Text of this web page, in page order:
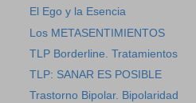
El Ego y la Esencia
Los METASENTIMIENTOS
TLP Borderline. Tratamientos
TLP: SANAR ES POSIBLE
Trastorno Bipolar. Bipolaridad